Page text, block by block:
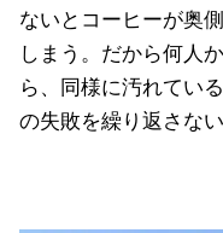
ないとコーヒーが奥
しまう。だから何人
ら、同様に汚れてい
の失敗を繰り返さな